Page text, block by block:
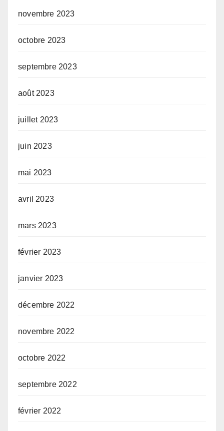
novembre 2023
octobre 2023
septembre 2023
août 2023
juillet 2023
juin 2023
mai 2023
avril 2023
mars 2023
février 2023
janvier 2023
décembre 2022
novembre 2022
octobre 2022
septembre 2022
février 2022